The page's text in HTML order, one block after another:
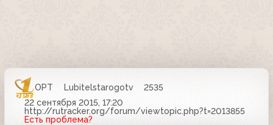
ОРТ Lubitelstarogotv
2535
22 сентября 2015, 17:20
http://rutracker.org/forum/viewtopic.php?t=2013855
Есть проблема?